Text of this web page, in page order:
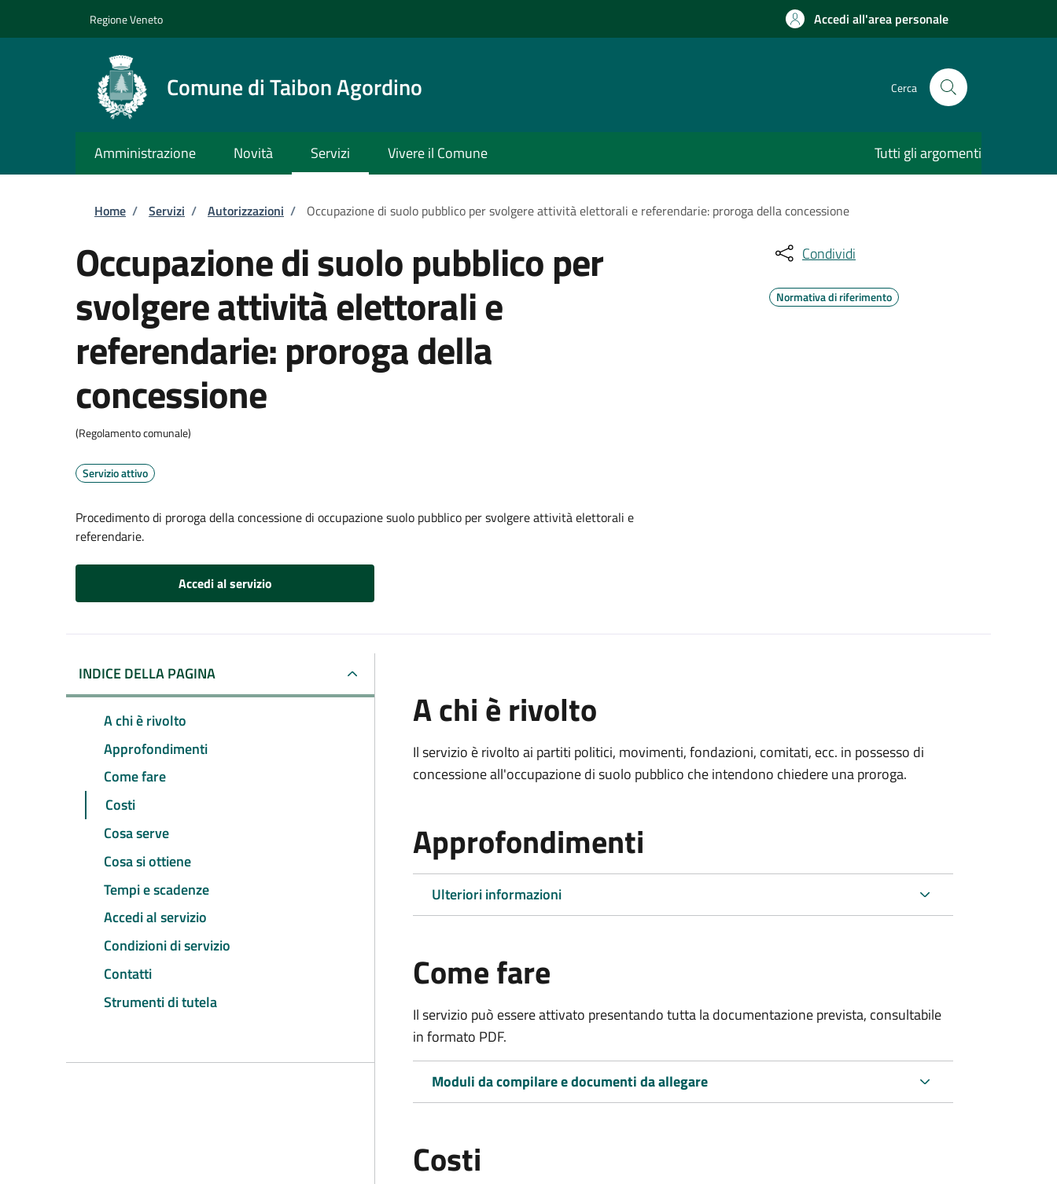
Regione Veneto Accedi all'area personale
Comune di Taibon Agordino Cerca
Amministrazione Novità Servizi Vivere il Comune Tutti gli argomenti
Briciole di pane
Home / Servizi / Autorizzazioni / Occupazione di suolo pubblico per svolgere attività elettorali e referendarie: proroga della concessione
Occupazione di suolo pubblico per
svolgere attività elettorali e
referendarie: proroga della
concessione
(Regolamento comunale)
Servizio attivo
Procedimento di proroga della concessione di occupazione suolo pubblico per svolgere attività elettorali e
referendarie.
Accedi al servizio
Condividi
Normativa di riferimento
INDICE DELLA PAGINA
A chi è rivolto
Approfondimenti
Come fare
Costi
Cosa serve
Cosa si ottiene
Tempi e scadenze
Accedi al servizio
Condizioni di servizio
Contatti
Strumenti di tutela
A chi è rivolto
Il servizio è rivolto ai partiti politici, movimenti, fondazioni, comitati, ecc. in possesso di
concessione all'occupazione di suolo pubblico che intendono chiedere una proroga.
Approfondimenti
Ulteriori informazioni
Come fare
Il servizio può essere attivato presentando tutta la documentazione prevista, consultabile
in formato PDF.
Moduli da compilare e documenti da allegare
Costi